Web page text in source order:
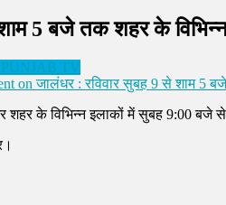
5 बजे तक शहर के
TV
on जालंधर : रविवार सुबह 9 से शाम 5
शहर के विभिन्न इलाकों में सुबह 9:00